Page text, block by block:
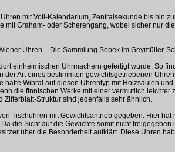
mit Voll-Kalendarium, Zentralsekunde bis hin
Graham- oder Scherengang, wobei sicher nur
Uhren – Die Sammlung Sobek im Geymüller-
einheimischen Uhrmachern gefertigt wurde. So
Art eines bestimmten gewichtsgetriebenen
Wibral auf diesen Uhrentyp mit Holzsäulen
die finnischen Werke mit einer vermutlich
Struktur sind jedenfalls sehr ähnlich.
Tischuhren mit Gewichtsantrieb gegeben. Hier
die Sicht auf die Gewichte somit nicht
über die Besonderheit aufklärt. Diese Uhren